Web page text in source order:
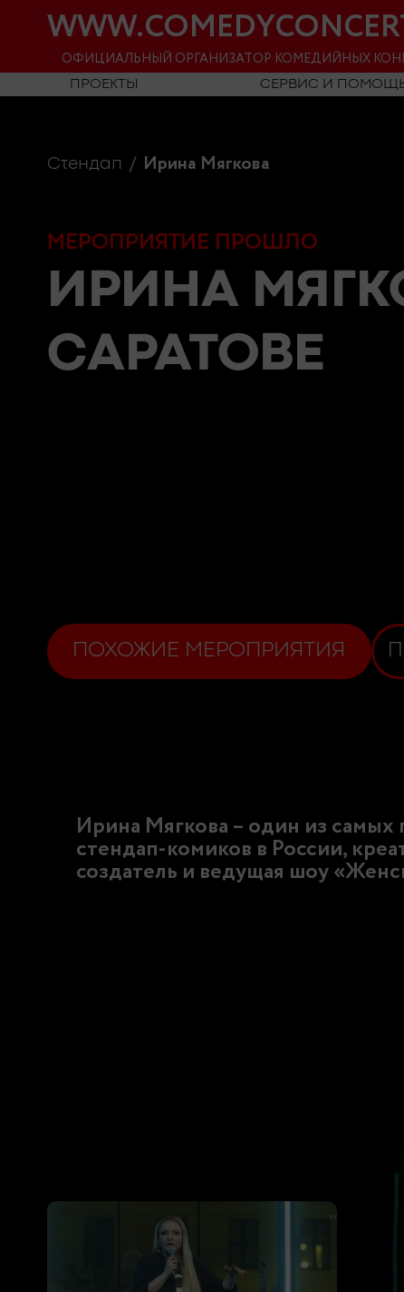
ОФИЦИАЛЬНЫЙ ОРГАНИЗАТОР КОМЕДИЙНЫХ
ПРОЕКТЫ СЕРВИС И
Стендап Ирина Мягкова
МЕРОПРИЯТИЕ ПРОШЛО
ИРИНА
САРАТОВЕ
ПОХОЖИЕ МЕРОПРИЯТИЯ
Ирина Мягкова – один из самых
стендап-комиков в России,
создатель и ведущая шоу